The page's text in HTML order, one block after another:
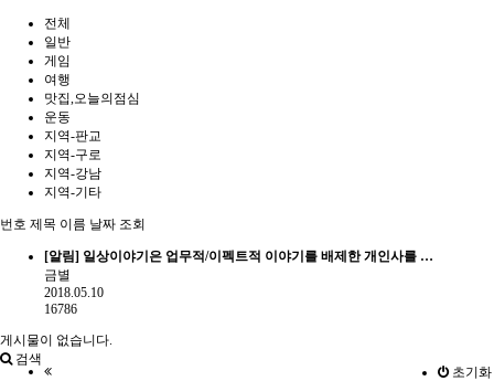
전체
일반
게임
여행
맛집,오늘의점심
운동
지역-판교
지역-구로
지역-강남
지역-기타
번호 제목 이름 날짜 조회
[알림] 일상이야기은 업무적/이펙트적 이야기를 배제한 개인사를 …
금별
2018.05.10
16786
게시물이 없습니다.
초기화
검색